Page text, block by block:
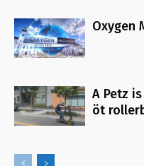
Oxygen
A Petz
öt